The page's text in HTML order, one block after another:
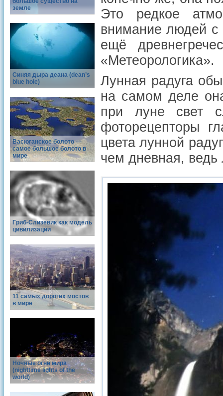
земле
Синяя дыра деана (dean’s
blue hole)
Васюганское болото —
самое большое болото в
мире
Гриб-Слизевик как модель
цивилизации
11 самых дорогих мостов
в мире
Ночные огни мира
(nighttime lights of the
world)
Это редкое
внимание людей
ещё
«Метеорологика».
Лунная радуга
на самом деле
при луне свет
фоторецепторы
цвета лунной
чем дневная,